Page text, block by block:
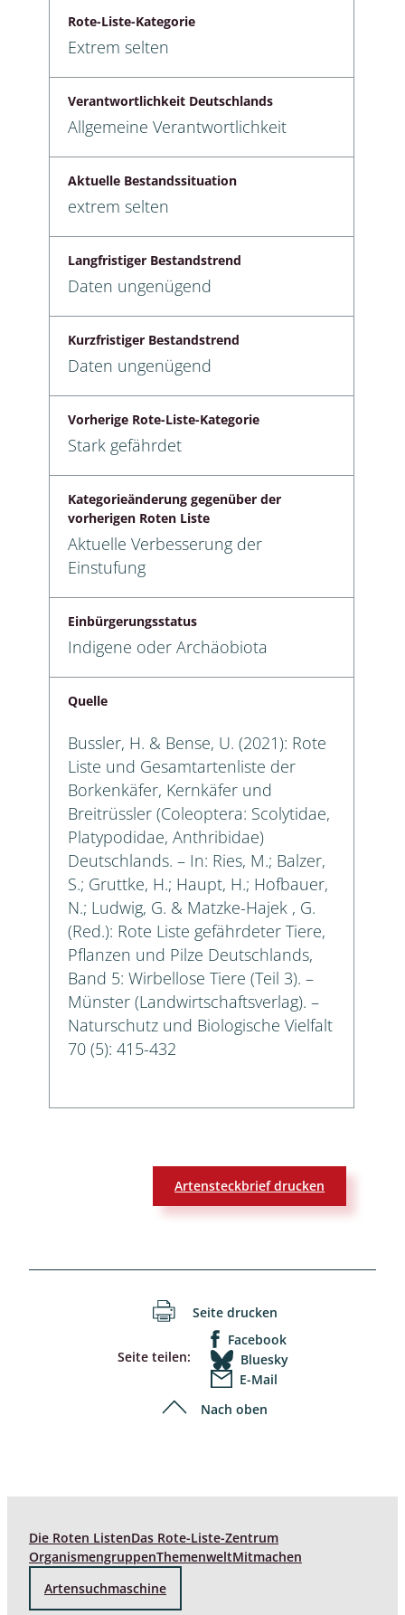
Rote-Liste-Kategorie
Extrem selten
Verantwortlichkeit Deutschlands
Allgemeine Verantwortlichkeit
Aktuelle Bestandssituation
extrem selten
Langfristiger Bestandstrend
Daten ungenügend
Kurzfristiger Bestandstrend
Daten ungenügend
Vorherige Rote-Liste-Kategorie
Stark gefährdet
Kategorieänderung gegenüber der
vorherigen Roten Liste
Aktuelle Verbesserung der
Einstufung
Einbürgerungsstatus
Indigene oder Archäobiota
Quelle
Bussler, H. & Bense, U. (2021): Rote
Liste und Gesamtartenliste der
Borkenkäfer, Kernkäfer und
Breitrüssler (Coleoptera: Scolytidae,
Platypodidae, Anthribidae)
Deutschlands. – In: Ries, M.; Balzer,
S.; Gruttke, H.; Haupt, H.; Hofbauer,
N.; Ludwig, G. & Matzke-Hajek , G.
(Red.): Rote Liste gefährdeter Tiere,
Pflanzen und Pilze Deutschlands,
Band 5: Wirbellose Tiere (Teil 3). –
Münster (Landwirtschaftsverlag). –
Naturschutz und Biologische Vielfalt
70 (5): 415-432
Artensteckbrief drucken
Seite drucken
Seite teilen:
Facebook
Bluesky
E-Mail
Nach oben
Die Roten ListenDas Rote-Liste-Zentrum
OrganismengruppenThemenweltMitmachen
Artensuchmaschine